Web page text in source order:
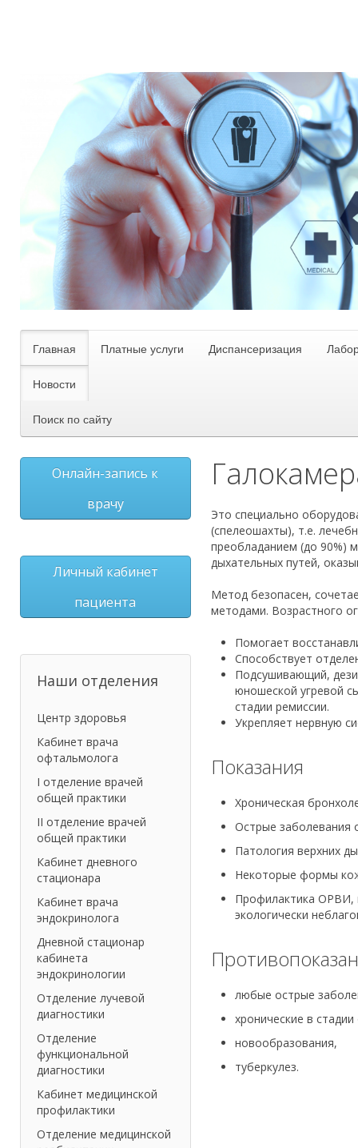
Главная Платные услуги Диспансеризация
Новости
Поиск по сайту
Это специально
(спелеошахты), т.е.
преобладанием (до 90%)
дыхательных путей,
Метод безопасен,
методами. Возрастного
Помогает
Способствует
Подсушивающий,
юношеской угревой
стадии ремиссии.
Укрепляет нервную
Показания
Хроническая
Острые заболевания
Патология верхних
Некоторые формы
Профилактика ОРВИ,
экологически
любые острые
хронические в
новообразования,
туберкулез.
Онлайн-запись к
врачу
Личный кабинет
пациента
Наши отделения
Центр здоровья
Кабинет врача
офтальмолога
I отделение врачей
общей практики
II отделение врачей
общей практики
Кабинет дневного
стационара
Кабинет врача
эндокринолога
Дневной стационар
кабинета
эндокринологии
Отделение лучевой
диагностики
Отделение
функциональной
диагностики
Кабинет медицинской
профилактики
Отделение медицинской